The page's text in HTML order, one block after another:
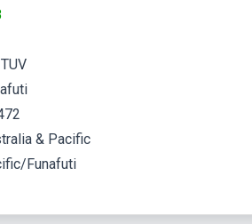
& Pacific
Funafuti